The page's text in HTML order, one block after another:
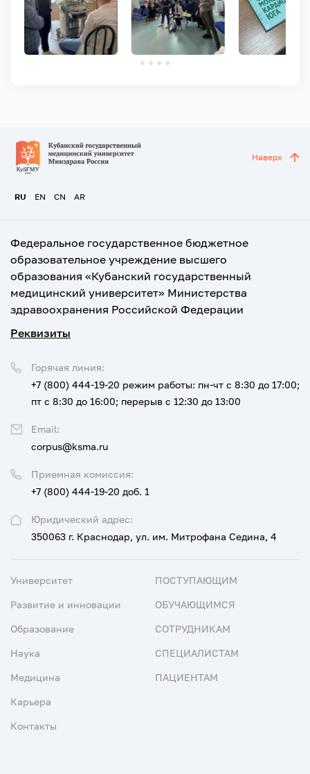
RU EN CN AR
Наверх
Федеральное государственное бюджетное
образовательное учреждение высшего
образования «Кубанский государственный
медицинский университет» Министерства
здравоохранения Российской Федерации
Реквизиты
Юридический адрес:
350063 г. Краснодар, ул. им. Митрофана Седина, 4
Приемная комиссия:
+7 (800) 444-19-20 доб. 1
Горячая линия:
+7 (800) 444-19-20 режим работы: пн-чт с 8:30 до 17:00;
пт с 8:30 до 16:00; перерыв с 12:30 до 13:00
Email:
corpus@ksma.ru
Университет
Развитие и инновации
Образование
Наука
Медицина
Карьера
Контакты
ПОСТУПАЮЩИМ
ОБУЧАЮЩИМСЯ
СОТРУДНИКАМ
СПЕЦИАЛИСТАМ
ПАЦИЕНТАМ